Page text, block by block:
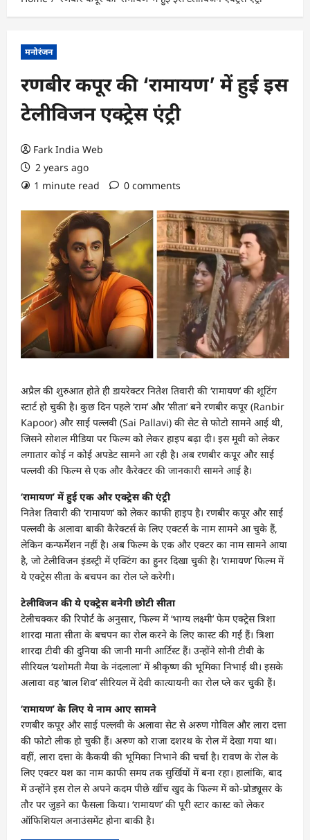
मनोरंजन
रणबीर कपूर की ‘रामायण’ में हुई इस
टेलीविजन एक्ट्रेस एंट्री
Fark India Web
2 years ago
1 minute read
0 comments
अप्रैल की शुरुआत होते ही डायरेक्टर नितेश तिवारी की ‘रामायण’ की शूटिंग
स्टार्ट हो चुकी है। कुछ दिन पहले ‘राम’ और ‘सीता’ बने रणबीर कपूर (Ranbir
Kapoor) और साई पल्लवी (Sai Pallavi) की सेट से फोटो सामने आई थी,
जिसने सोशल मीडिया पर फिल्म को लेकर हाइप बढ़ा दी। इस मूवी को लेकर
लगातार कोई न कोई अपडेट सामने आ रही है। अब रणबीर कपूर और साई
पल्लवी की फिल्म से एक और कैरेक्टर की जानकारी सामने आई है।
‘रामायण’ में हुई एक और एक्ट्रेस की एंट्री
नितेश तिवारी की ‘रामायण’ को लेकर काफी हाइप है। रणबीर कपूर और साई
पल्लवी के अलावा बाकी कैरेक्टर्स के लिए एक्टर्स के नाम सामने आ चुके हैं,
लेकिन कन्फर्मेशन नहीं है। अब फिल्म के एक और एक्टर का नाम सामने आया
है, जो टेलीविजन इंडस्ट्री में एक्टिंग का हुनर दिखा चुकी है। ‘रामायण’ फिल्म में
ये एक्ट्रेस सीता के बचपन का रोल प्ले करेगी।
टेलीविजन की ये एक्ट्रेस बनेगी छोटी सीता
टेलीचक्कर की रिपोर्ट के अनुसार, फिल्म में ‘भाग्य लक्ष्मी’ फेम एक्ट्रेस त्रिशा
शारदा माता सीता के बचपन का रोल करने के लिए कास्ट की गई हैं। त्रिशा
शारदा टीवी की दुनिया की जानी मानी आर्टिस्ट हैं। उन्होंने सोनी टीवी के
सीरियल ‘यशोमती मैया के नंदलाला’ में श्रीकृष्ण की भूमिका निभाई थी। इसके
अलावा वह ‘बाल शिव’ सीरियल में देवी कात्यायनी का रोल प्ले कर चुकी हैं।
‘रामायण’ के लिए ये नाम आए सामने
रणबीर कपूर और साई पल्लवी के अलावा सेट से अरुण गोविल और लारा दत्ता
की फोटो लीक हो चुकी हैं। अरुण को राजा दशरथ के रोल में देखा गया था।
वहीं, लारा दत्ता के कैकयी की भूमिका निभाने की चर्चा है। रावण के रोल के
लिए एक्टर यश का नाम काफी समय तक सुर्खियों में बना रहा। हालांकि, बाद
में उन्होंने इस रोल से अपने कदम पीछे खींच खुद के फिल्म में को-प्रोड्यूसर के
तौर पर जुड़ने का फैसला किया। ‘रामायण’ की पूरी स्टार कास्ट को लेकर
ऑफिशियल अनाउंसमेंट होना बाकी है।